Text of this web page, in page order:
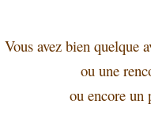
Vous avez bien quelque
ou une
ou encore un